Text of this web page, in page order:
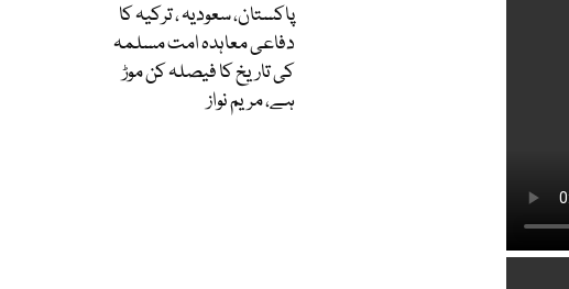
پاکستان، سعودیہ ، ترکیہ کا
دفاعی معاہدہ امت مسلمہ
کی تاریخ کا فیصلہ کن موڑ
ہے، مریم نواز